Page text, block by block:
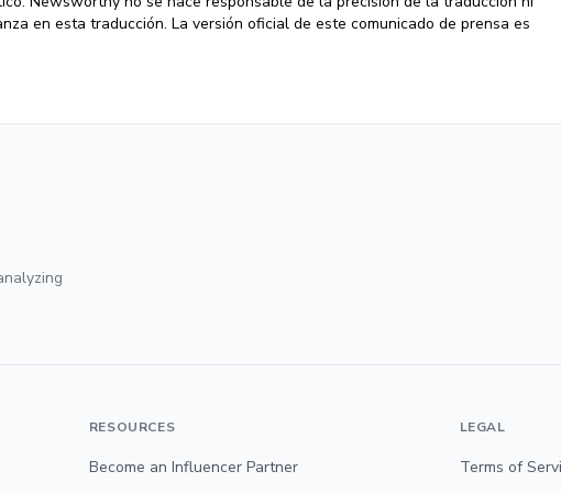
en esta traducción. La versión oficial de este comunicado de prensa es
RESOURCES
Become an Influencer Partner
LEGAL
Terms of